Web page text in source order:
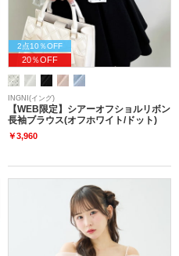
2点10％OFF
20％OFF
INGNI(イング)
【WEB限定】シアーオフショルリボン
長袖ブラウス(オフホワイト/ドット)
￥3,960